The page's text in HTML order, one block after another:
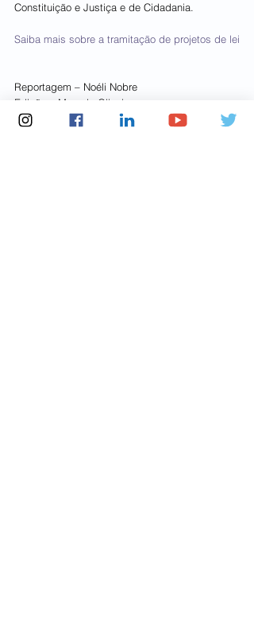
Constituição e Justiça e de Cidadania.
Saiba mais sobre a tramitação de projetos de lei
Reportagem – Noéli Nobre
Edição – Marcelo Oliveira
Notícias Frente Ambientalista